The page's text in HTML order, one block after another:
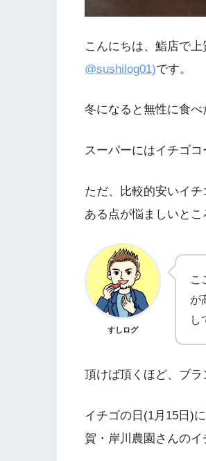
こんにちは、鮨店で
@sushilog01)です。
冬になると無性に食べ
スーパーにはイチゴ
ただ、比較的安いイ
ある点が悩ましいとこ
すしログ
こ
が
し
頂けば頂くほど、ブラ
イチゴの日(1月15日)
賀・岸川農園さんのイ